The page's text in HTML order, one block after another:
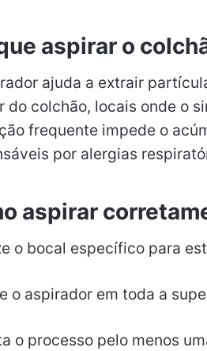
aspirar o
ajuda a extrair
do colchão, locais onde o
frequente impede o
por alergias
aspirar
o bocal específico para
o aspirador em toda a
o processo pelo menos